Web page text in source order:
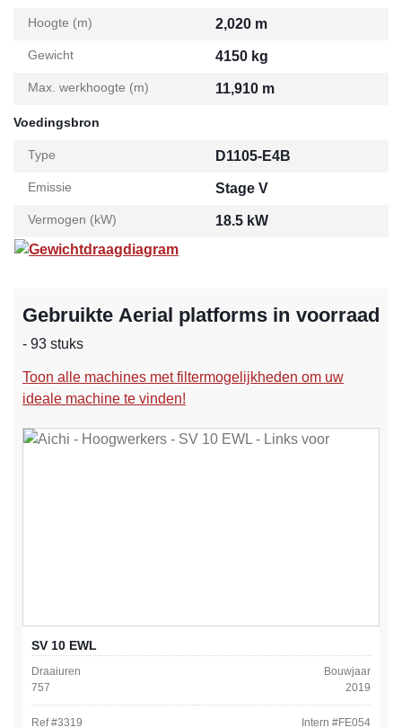
Hoogte (m) 2,020 m
Gewicht 4150 kg
Max. werkhoogte (m) 11,910 m
Voedingsbron
Type D1105-E4B
Emissie Stage V
Vermogen (kW)
18.5 kW
Gewichtdraagdiagram
Gebruikte Aerial platforms in voorraad
- 93 stuks
Toon alle machines met filtermogelijkheden om uw
ideale machine te vinden!
SV 10 EWL
Draaiuren
757
Bouwjaar
2019
Ref #3319 Intern #FE054